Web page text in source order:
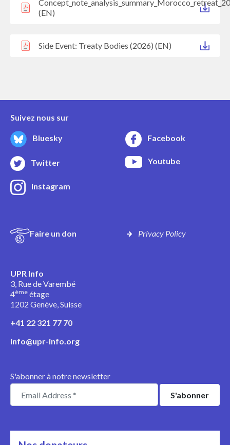
(EN)
Side Event: Treaty Bodies (2026) (EN)
Suivez nous sur
Bluesky Facebook
Twitter Youtube
Instagram
Faire un don Privacy Policy
UPR Info
3, Rue de Varembé
4ème étage
1202 Genève, Suisse
+41 22 321 77 70
info@upr-info.org
S'abonner à notre newsletter